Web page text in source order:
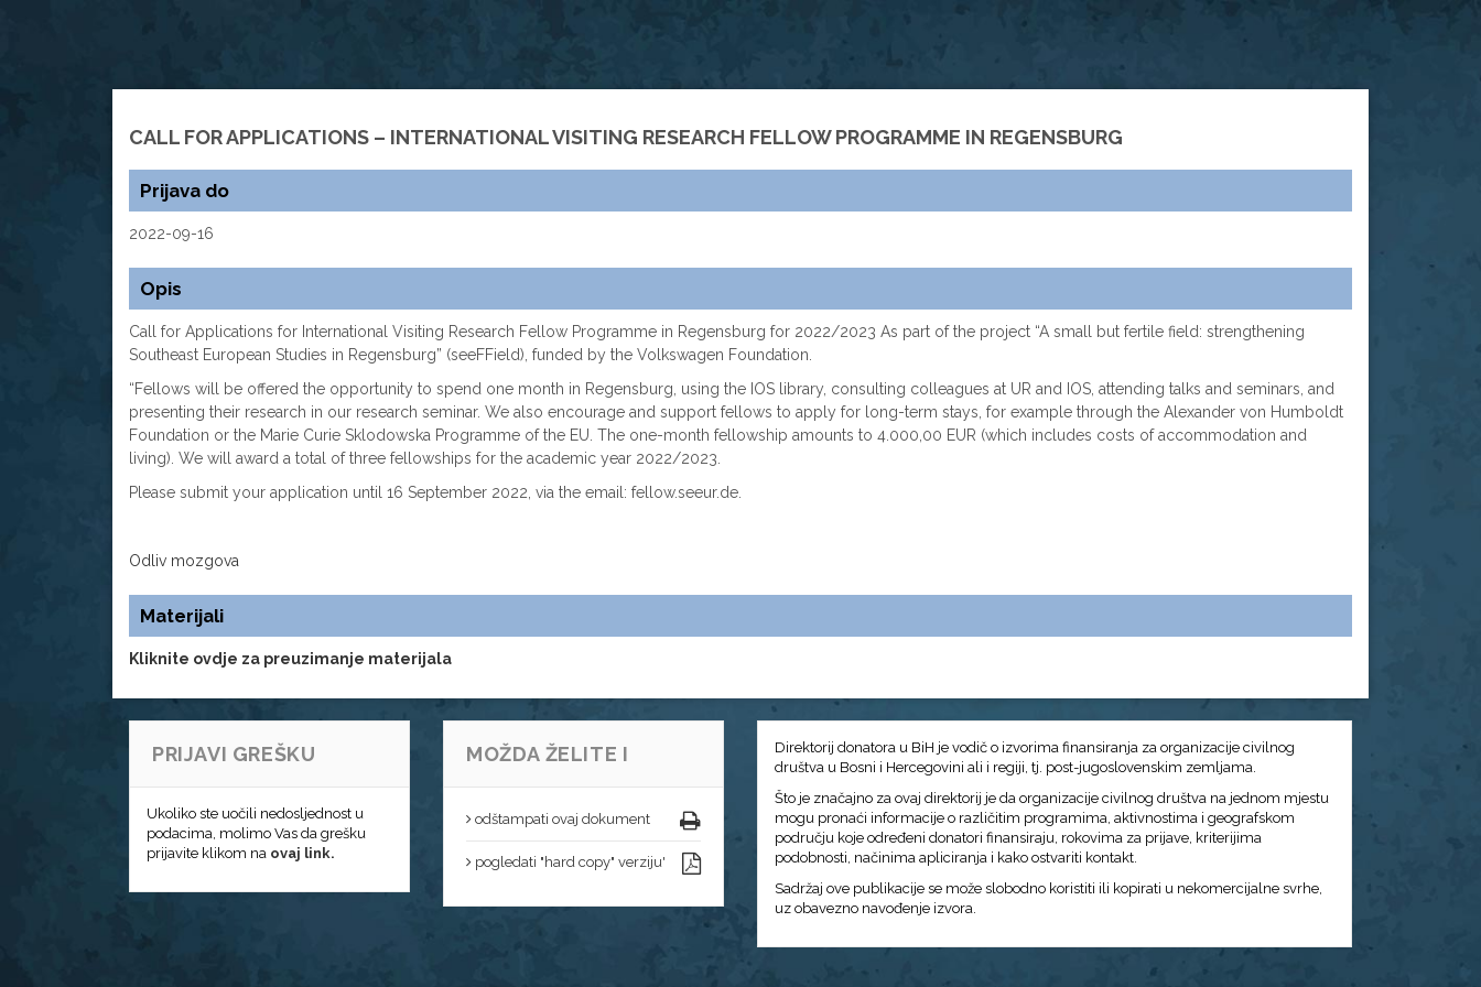
CALL FOR APPLICATIONS – INTERNATIONAL VISITING RESEARCH FELLOW PROGRAMME IN REGENSBURG
Prijava do
2022-09-16
Opis
Call for Applications for International Visiting Research Fellow Programme in Regensburg for 2022/2023 As part of the project “A small but fertile field: strengthening
Southeast European Studies in Regensburg” (seeFField), funded by the Volkswagen Foundation.
“Fellows will be offered the opportunity to spend one month in Regensburg, using the IOS library, consulting colleagues at UR and IOS, attending talks and seminars, and
presenting their research in our research seminar. We also encourage and support fellows to apply for long-term stays, for example through the Alexander von Humboldt
Foundation or the Marie Curie Sklodowska Programme of the EU. The one-month fellowship amounts to 4.000,00 EUR (which includes costs of accommodation and
living). We will award a total of three fellowships for the academic year 2022/2023.
Please submit your application until 16 September 2022, via the email: fellow.seeur.de.
Odliv mozgova
Materijali
Kliknite ovdje za preuzimanje materijala
PRIJAVI GREŠKU
Ukoliko ste uočili nedosljednost u
podacima, molimo Vas da grešku
prijavite klikom na ovaj link.
MOŽDA ŽELITE I
odštampati ovaj dokument
pogledati "hard copy" verziju'
Direktorij donatora u BiH je vodič o izvorima finansiranja za organizacije civilnog
društva u Bosni i Hercegovini ali i regiji, tj. post-jugoslovenskim zemljama.
Što je značajno za ovaj direktorij je da organizacije civilnog društva na jednom mjestu
mogu pronaći informacije o različitim programima, aktivnostima i geografskom
području koje određeni donatori finansiraju, rokovima za prijave, kriterijima
podobnosti, načinima apliciranja i kako ostvariti kontakt.
Sadržaj ove publikacije se može slobodno koristiti ili kopirati u nekomercijalne svrhe,
uz obavezno navođenje izvora.